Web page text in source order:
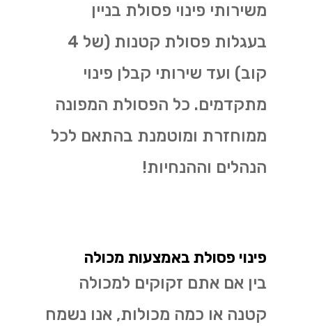
משירותי פינוי פסולת בניין
בעגלות פסולת קטנות (של 4
קוב) ועד שירותי קבלן פינוי
מתקדמים. כל הפסולת המפונה
ממוחזרת ומוטמנת בהתאם לכל
הנהלים וההנחיות!
פינוי פסולת באמצעות מכולה
בין אם אתם זקוקים למכולה
קטנה או כמה מכולות, אנו נשמח